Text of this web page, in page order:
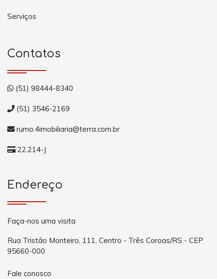
Serviços
Contatos
(51) 98444-8340
(51) 3546-2169
rumo.4imobiliaria@terra.com.br
22.214-J
Endereço
Faça-nos uma visita
Rua Tristão Monteiro, 111, Centro - Três Coroas/RS - CEP
95660-000
Fale conosco